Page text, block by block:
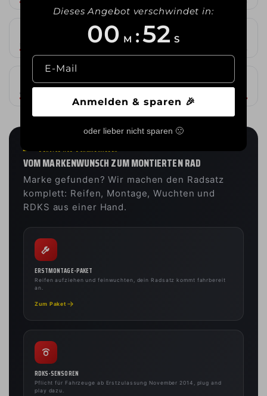
Satter Auftritt
20"
Statement im Radkasten
"
Oberklasse-Format
22"
SERVICE AUS SCHMALKALDEN
VOM MARKENWUNSCH ZUM MONTIERTEN RAD
Marke gefunden? Wir machen den Radsatz
komplett: Reifen, Montage, Wuchten und
RDKS aus einer Hand.
ERSTMONTAGE-PAKET
Reifen aufziehen und feinwuchten, dein Radsatz kommt fahrbereit
an.
Zum Paket
RDKS-SENSOREN
Pflicht für Fahrzeuge ab Erstzulassung November 2014, plug and
play dazu.
Dieses Angebot verschwindet in:
00 M :50 S
E-Mail
Anmelden & sparen 🎉
oder lieber nicht sparen 🙁